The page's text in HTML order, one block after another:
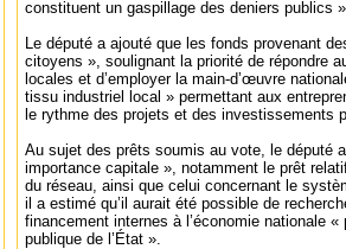
constituent un gaspillage des deniers publics
Le député a ajouté que les fonds provenant
citoyens », soulignant la priorité de répondre
locales et d’employer la main-d’œuvre
tissu industriel local » permettant aux
le rythme des projets et des investissements
Au sujet des prêts soumis au vote, le député a
importance capitale », notamment le prêt
du réseau, ainsi que celui concernant le
il a estimé qu’il aurait été possible de
financement internes à l’économie nationale
publique de l’État ».